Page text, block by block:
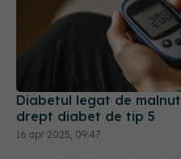
Diabetul legat de
drept diabet de tip 5
16 apr 2025, 09:47